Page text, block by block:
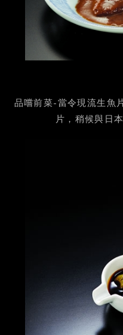
品嚐前菜-當令現流生魚
片，稍候與日